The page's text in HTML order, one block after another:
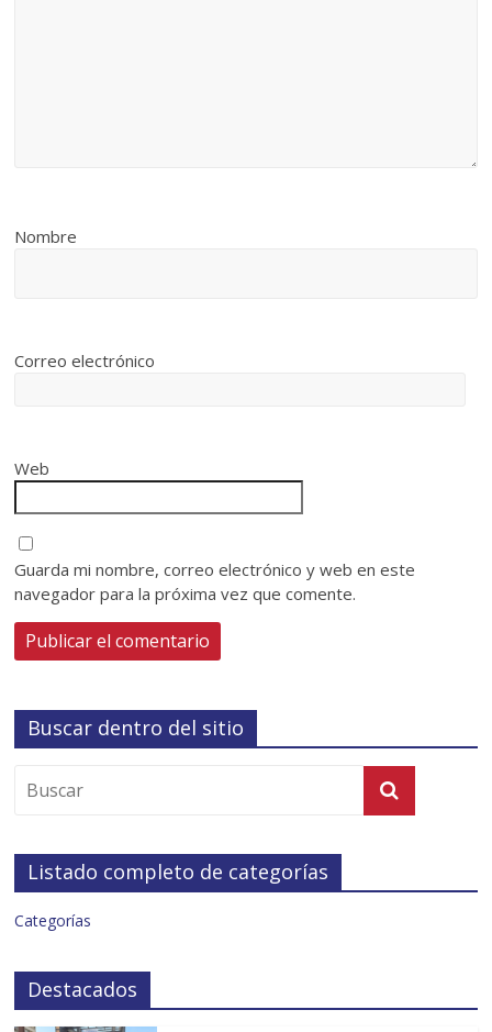
Nombre
Correo electrónico
Web
Guarda mi nombre, correo electrónico y web en este
navegador para la próxima vez que comente.
Buscar dentro del sitio
Listado completo de categorías
Categorías
Destacados